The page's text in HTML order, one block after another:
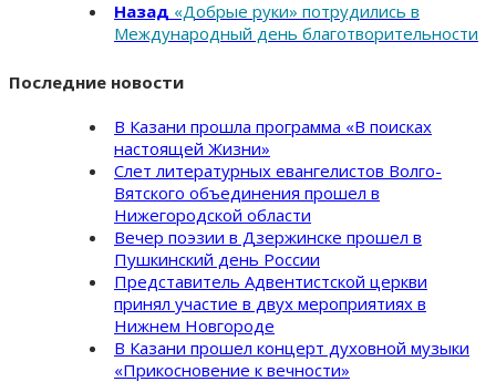
Назад «Добрые руки» потрудились в
Международный день благотворительности
Последние новости
В Казани прошла программа «В поисках
настоящей Жизни»
Слет литературных евангелистов Волго-
Вятского объединения прошел в
Нижегородской области
Вечер поэзии в Дзержинске прошел в
Пушкинский день России
Представитель Адвентистской церкви
принял участие в двух мероприятиях в
Нижнем Новгороде
В Казани прошел концерт духовной музыки
«Прикосновение к вечности»